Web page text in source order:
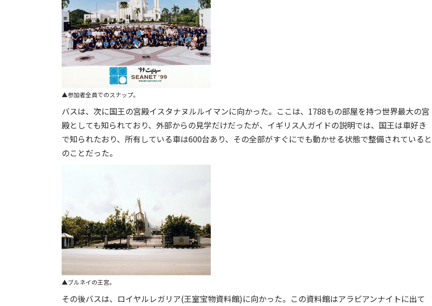
参加者全員でのスナップ。
バスは、次に国王の宮殿イスタナヌルルイマンに向かった。ここは、1788もの部屋を持つ世界最大の宮
殿としても知られており、外部からの見学だけだったが、イギリス人ガイドの説明では、国王は車好き
で知られたおり、所有している車は600台あり、その全部がすぐにでも動かせる状態で整備されていると
のことだった。
ブルネイの王宮。
その後バスは、ロイヤルレガリア(王室宝物資料館)に向かった。この資料館はアラビアンナイトに出て